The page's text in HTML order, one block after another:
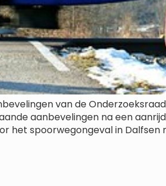
van de
aanbevelingen na een
het spoorwegongeval in Dalfsen